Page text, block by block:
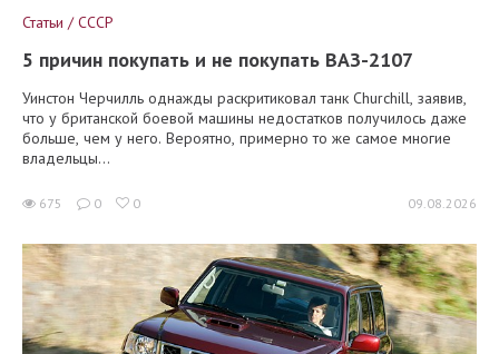
Статьи / СССР
5 причин покупать и не покупать ВАЗ-2107
Уинстон Черчилль однажды раскритиковал танк Churchill, заявив,
что у британской боевой машины недостатков получилось даже
больше, чем у него. Вероятно, примерно то же самое многие
владельцы...
675 0 0 09.08.2026